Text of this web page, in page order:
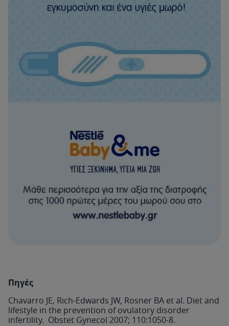
Πηγές
Chavarro JE, Rich-Edwards JW, Rosner BA et al. Diet and
lifestyle in the prevention of ovulatory disorder
infertility. Obstet Gynecol 2007; 110:1050-8.